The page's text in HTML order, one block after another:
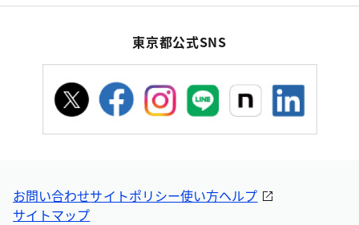
東京都公式SNS
お問い合わせサイトポリシー使い方ヘルプ
サイトマップ